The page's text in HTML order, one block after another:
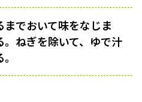
までおいて味をなじま
ねぎを除いて、ゆで汁